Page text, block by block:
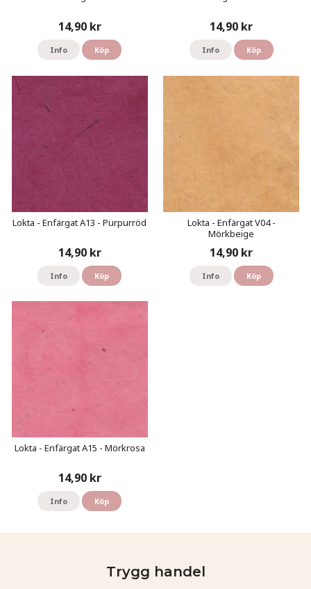
14,90 kr
Info Köp
14,90 kr
Info Köp
Lokta - Enfärgat A13 - Purpurröd
14,90 kr
Info Köp
Lokta - Enfärgat V04 -
Mörkbeige
14,90 kr
Info Köp
Lokta - Enfärgat A15 - Mörkrosa
14,90 kr
Info Köp
Trygg handel